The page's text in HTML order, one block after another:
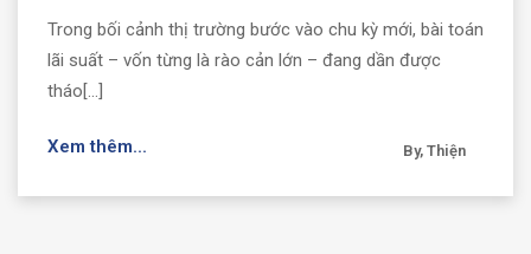
Trong bối cảnh thị trường bước vào chu kỳ mới, bài toán
lãi suất – vốn từng là rào cản lớn – đang dần được
tháo[...]
Xem thêm... By, Thiện